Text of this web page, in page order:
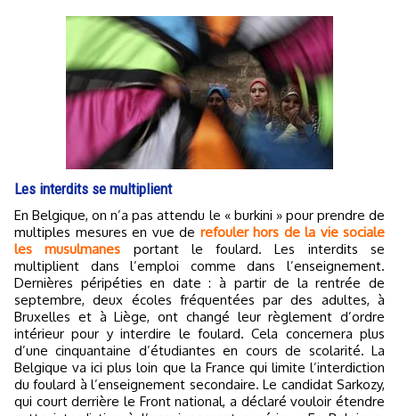
Les interdits se multiplient
En Belgique, on n’a pas attendu le « burkini » pour prendre de
multiples mesures en vue de refouler hors de la vie sociale
les musulmanes portant le foulard. Les interdits se
multiplient dans l’emploi comme dans l’enseignement.
Dernières péripéties en date : à partir de la rentrée de
septembre, deux écoles fréquentées par des adultes, à
Bruxelles et à Liège, ont changé leur règlement d’ordre
intérieur pour y interdire le foulard. Cela concernera plus
d’une cinquantaine d’étudiantes en cours de scolarité. La
Belgique va ici plus loin que la France qui limite l’interdiction
du foulard à l’enseignement secondaire. Le candidat Sarkozy,
qui court derrière le Front national, a déclaré vouloir étendre